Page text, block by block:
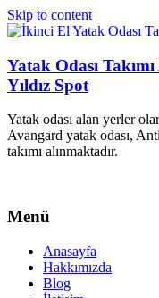
Skip to content
Yatak Odası
Yıldız Spot
Yatak odası alan yerler
Avangard yatak odası,
takımı alınmaktadır.
Menü
Anasayfa
Hakkımızda
Blog